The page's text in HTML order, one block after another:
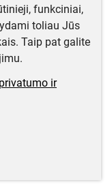
funkciniai,
toliau Jūs
Taip pat galite
ir